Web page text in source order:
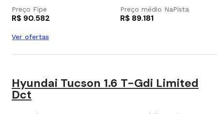
Preço Fipe
R$ 90.582
Preço médio NaPista
R$ 89.181
Ver ofertas
Hyundai Tucson 1.6 T-Gdi Limited
Dct